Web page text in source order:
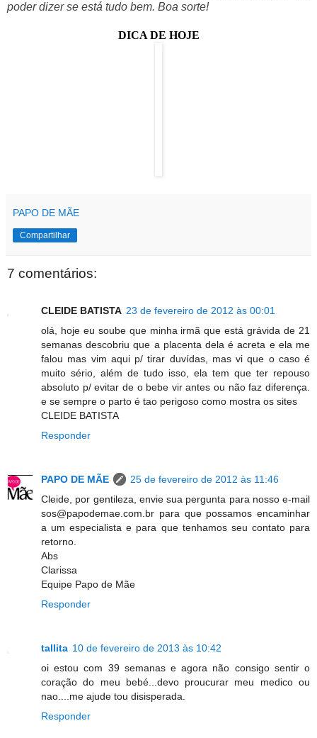
poder dizer se está tudo bem. Boa sorte!
DICA DE HOJE
PAPO DE MÃE
Compartilhar
7 comentários:
CLEIDE BATISTA 23 de fevereiro de 2012 às 00:01
olá, hoje eu soube que minha irmã que está grávida de 21
semanas descobriu que a placenta dela é acreta e ela me
falou mas vim aqui p/ tirar duvídas, mas vi que o caso é
muito sério, além de tudo isso, ela tem que ter repouso
absoluto p/ evitar de o bebe vir antes ou não faz diferença.
e se sempre o parto é tao perigoso como mostra os sites
CLEIDE BATISTA
Responder
PAPO DE MÃE
25 de fevereiro de 2012 às 11:46
Cleide, por gentileza, envie sua pergunta para nosso e-mail
sos@papodemae.com.br para que possamos encaminhar
a um especialista e para que tenhamos seu contato para
retorno.
Abs
Clarissa
Equipe Papo de Mãe
Responder
tallita 10 de fevereiro de 2013 às 10:42
oi estou com 39 semanas e agora não consigo sentir o
coração do meu bebé...devo proucurar meu medico ou
nao....me ajude tou disisperada.
Responder